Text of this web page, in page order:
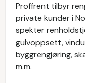
Proffrent tilbyr
private kunder i
spekter
gulvoppsett,
byggrengjøring,
m.m.